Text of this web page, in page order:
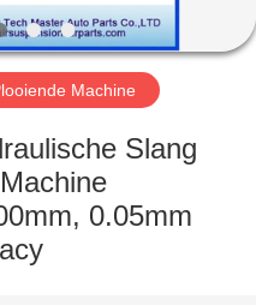
Machine
Slang
0.05mm